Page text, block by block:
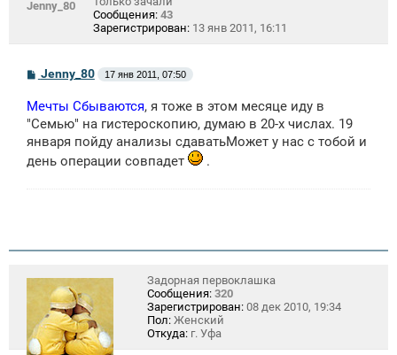
Jenny_80
Сообщения: 43
Зарегистрирован: 13 янв 2011, 16:11
б
щ
н
и
Jenny_80 17 янв 2011, 07:50
Мечты Сбываются, я тоже в этом месяце иду в
"Семью" на гистероскопию, думаю в 20-х числах. 19
января пойду анализы сдаватьМожет у нас с тобой и
день операции совпадет
.
Задорная первоклашка
Сообщения: 320
Зарегистрирован: 08 дек 2010, 19:34
Пол: Женский
Откуда: г. Уфа